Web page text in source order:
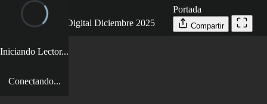
Iniciando Lector...
Conectando...
← VOLVER
2025 Revista Digital Diciembre 2025
Portada
Compartir